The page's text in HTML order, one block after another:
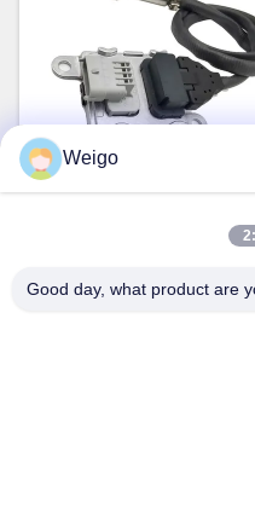
1997 à 2017 Nox Sensor
pour le VOL XC40 SUV
Weigo
Good day, what product are